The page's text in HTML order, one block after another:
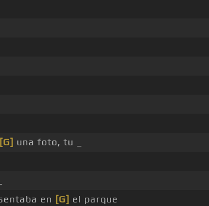
[G] una foto, tu _
en [G] el parque